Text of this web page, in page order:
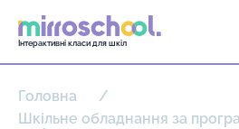
Інтерактивні класи для шкіл
Головна
Шкільне обладнання за